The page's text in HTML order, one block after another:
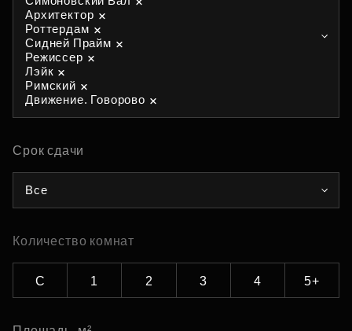
Архитектор
Роттердам
Сидней Прайм
Режиссер
Лэйк
Римский
Движение. Говорово
Срок сдачи
Все
Количество комнат
С 1 2 3 4 5+